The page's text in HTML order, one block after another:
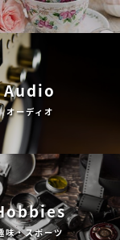
Audio
オーディオ
味・スポーツ